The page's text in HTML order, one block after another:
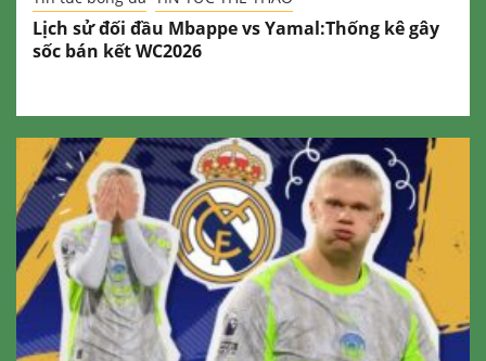
Lịch sử đối đầu Mbappe vs Yamal:Thống kê gây
sốc bán kết WC2026